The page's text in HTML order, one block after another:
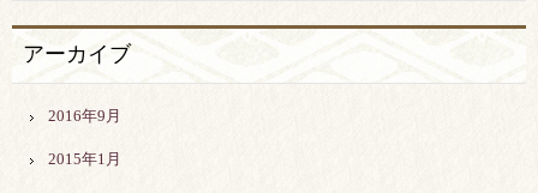
アーカイブ
2016年9月
2015年1月